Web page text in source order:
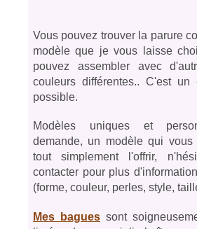
Vous pouvez trouver la parure
modèle que je vous laisse
pouvez assembler avec
couleurs différentes.. C'est
possible.
Modèles uniques et
demande, un modèle qui
tout simplement l'offrir,
contacter pour plus
(forme, couleur, perles, style,
Mes bagues sont